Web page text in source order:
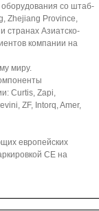
оборудования со штаб-
Zhejiang Province,
странах Азиатско-
компании на
миру.
Curtis, Zapi,
ZF, Intorq, Amer,
европейских
СЕ на